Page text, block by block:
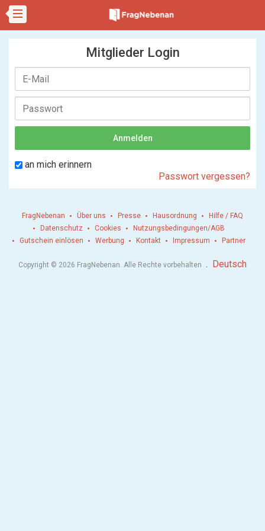
Mitglieder Login
an mich erinnern
Passwort vergessen?
FragNebenan Über uns Presse Hausordnung
Hilfe / FAQ
Datenschutz
Cookies
Nutzungsbedingungen/AGB
Gutschein einlösen
Werbung Kontakt Impressum Partner
Copyright © 2026 FragNebenan. Alle Rechte vorbehalten . Deutsch